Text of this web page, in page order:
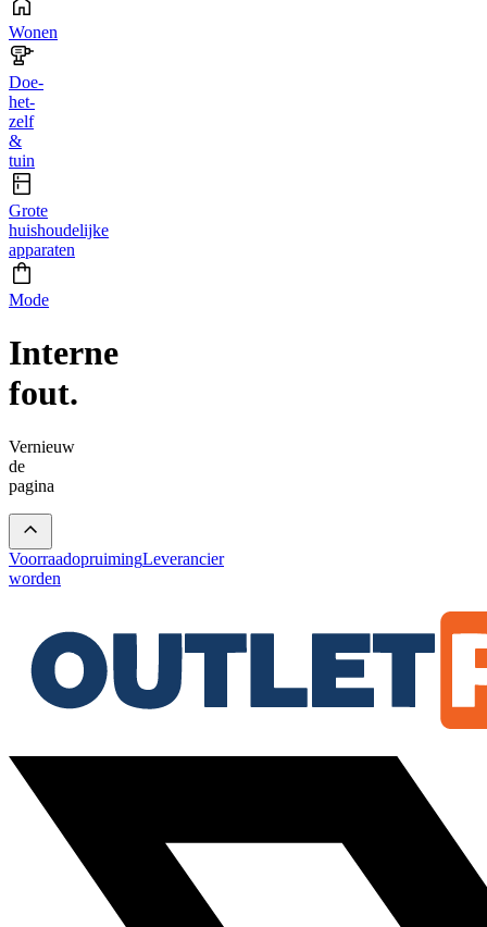
Wonen
Doe-
het-
zelf
&
tuin
Grote
huishoudelijke
apparaten
Mode
Interne
fout.
Vernieuw
de
pagina
VoorraadopruimingLeverancier
worden